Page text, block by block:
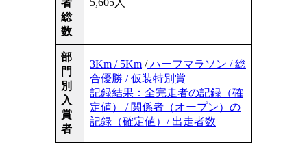
者
総
数
5,605人
部
門
別
入
賞
者
3Km / 5Km /ハーフマラソン / 総
合優勝 / 仮装特別賞
記録結果：全完走者の記録（確
定値） / 関係者（オープン）の
記録（確定値）/ 出走者数